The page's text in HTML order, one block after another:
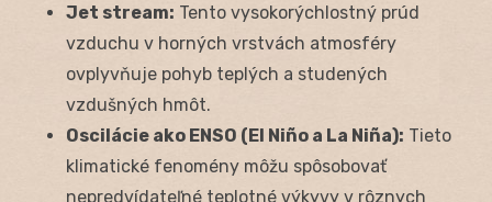
Jet stream: Tento vysokorýchlostný prúd
vzduchu v horných vrstvách atmosféry
ovplyvňuje pohyb teplých a studených
vzdušných hmôt.
Oscilácie ako ENSO (El Niño a La Niña): Tieto
klimatické fenomény môžu spôsobovať
nepredvídateľné teplotné výkyvy v rôznych